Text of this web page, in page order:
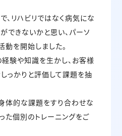
、リハビリではなく病気にな
できないかと思い、パーソ
動を開始しました。
験や知識を生かし、お客様
っかりと評価して課題を抽
体的な課題をすり合わせな
た個別のトレーニングをご